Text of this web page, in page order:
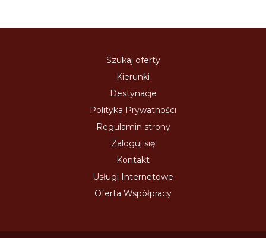
Szukaj oferty
Kierunki
Destynacje
Polityka Prywatności
Regulamin strony
Zaloguj się
Kontakt
Usługi Internetowe
Oferta Współpracy